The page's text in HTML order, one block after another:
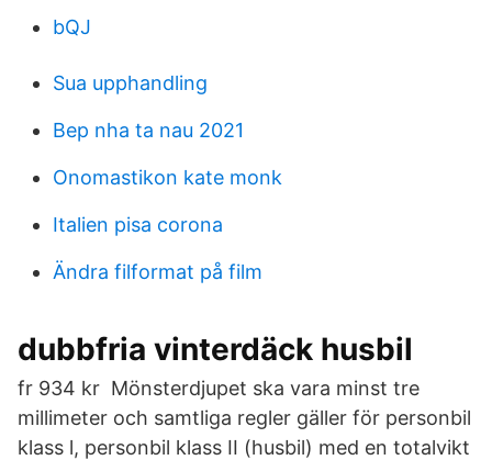
bQJ
Sua upphandling
Bep nha ta nau 2021
Onomastikon kate monk
Italien pisa corona
Ändra filformat på film
dubbfria vinterdäck husbil
fr 934 kr Mönsterdjupet ska vara minst tre
millimeter och samtliga regler gäller för personbil
klass l, personbil klass II (husbil) med en totalvikt